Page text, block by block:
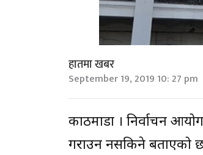
हातमा खबर
September 19, 2019 10: 27 pm
काठमाडौँ । निर्वाचन
गराउन नसकिने बताएको